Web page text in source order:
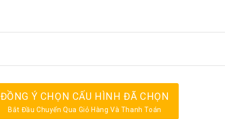
ĐỒNG Ý CHỌN CẤU HÌNH ĐÃ CHỌN
Bắt Đầu Chuyển Qua Giỏ Hàng Và Thanh Toán